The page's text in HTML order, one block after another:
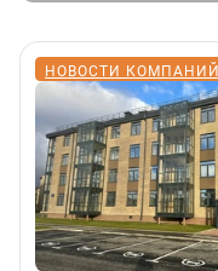
НОВОСТИ КОМПАНИЙ